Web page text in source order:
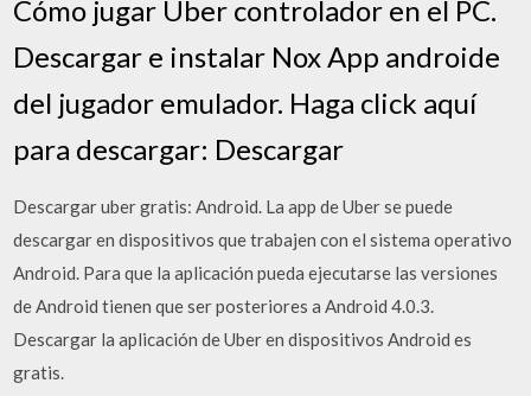
Cómo jugar Uber controlador en el PC.
Descargar e instalar Nox App androide
del jugador emulador. Haga click aquí
para descargar: Descargar
Descargar uber gratis: Android. La app de Uber se puede
descargar en dispositivos que trabajen con el sistema operativo
Android. Para que la aplicación pueda ejecutarse las versiones
de Android tienen que ser posteriores a Android 4.0.3.
Descargar la aplicación de Uber en dispositivos Android es
gratis.